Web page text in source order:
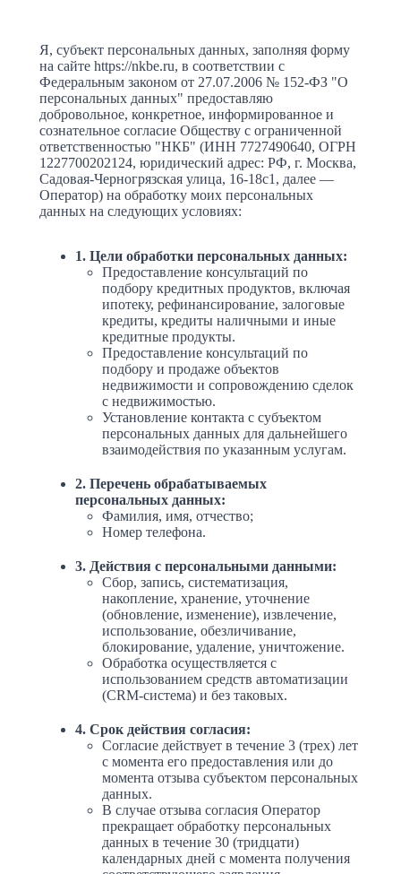
Я, субъект персональных данных, заполняя форму
на сайте https://nkbe.ru, в соответствии с
Федеральным законом от 27.07.2006 № 152-ФЗ "О
персональных данных" предоставляю
добровольное, конкретное, информированное и
сознательное согласие Обществу с ограниченной
ответственностью "НКБ" (ИНН 7727490640, ОГРН
1227700202124, юридический адрес: РФ, г. Москва,
Садовая-Черногрязская улица, 16-18с1, далее —
Оператор) на обработку моих персональных
данных на следующих условиях:
1. Цели обработки персональных данных:
Предоставление консультаций по
подбору кредитных продуктов, включая
ипотеку, рефинансирование, залоговые
кредиты, кредиты наличными и иные
кредитные продукты.
Предоставление консультаций по
подбору и продаже объектов
недвижимости и сопровождению сделок
с недвижимостью.
Установление контакта с субъектом
персональных данных для дальнейшего
взаимодействия по указанным услугам.
2. Перечень обрабатываемых
персональных данных:
Фамилия, имя, отчество;
Номер телефона.
3. Действия с персональными данными:
Сбор, запись, систематизация,
накопление, хранение, уточнение
(обновление, изменение), извлечение,
использование, обезличивание,
блокирование, удаление, уничтожение.
Обработка осуществляется с
использованием средств автоматизации
(CRM-система) и без таковых.
4. Срок действия согласия:
Согласие действует в течение 3 (трех) лет
с момента его предоставления или до
момента отзыва субъектом персональных
данных.
В случае отзыва согласия Оператор
прекращает обработку персональных
данных в течение 30 (тридцати)
календарных дней с момента получения